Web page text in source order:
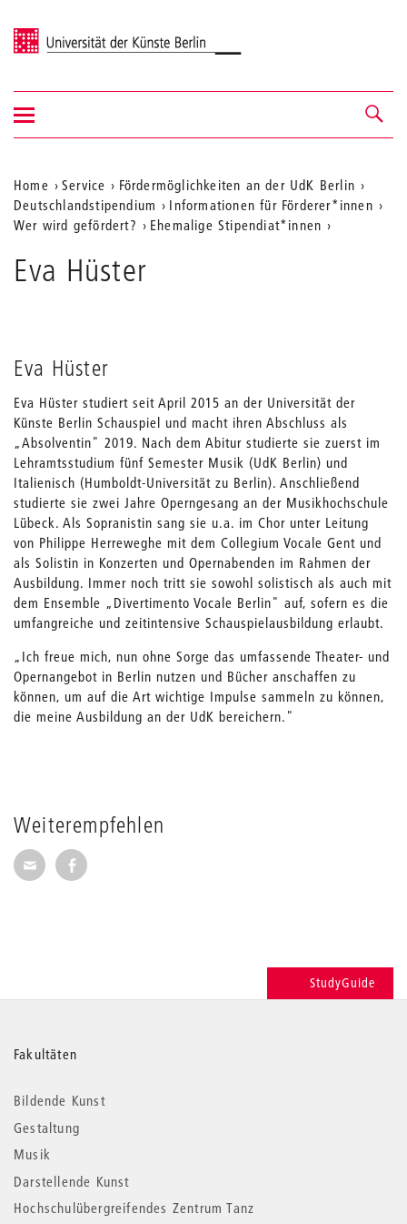
Universität der Künste Berlin
Navigation &
Suche
Navigation
ein-/ausblenden
Aktuelle
Position
der
Home Service
Fördermöglichkeiten an der UdK Berlin
Deutschlandstipendium
Informationen für Förderer*innen
Wer wird gefördert?
Ehemalige Stipendiat*innen
Eva Hüster
Weiterempfehlen
Seite per E-Mail weiterempfehlen
Seite auf Facebook weiterempfehlen
Eva Hüster
Eva Hüster studiert seit April 2015 an der Universität der
Künste Berlin Schauspiel und macht ihren Abschluss als
„Absolventin" 2019. Nach dem Abitur studierte sie zuerst im
Lehramtsstudium fünf Semester Musik (UdK Berlin) und
Italienisch (Humboldt-Universität zu Berlin). Anschließend
studierte sie zwei Jahre Operngesang an der Musikhochschule
Lübeck. Als Sopranistin sang sie u.a. im Chor unter Leitung
von Philippe Herreweghe mit dem Collegium Vocale Gent und
als Solistin in Konzerten und Opernabenden im Rahmen der
Ausbildung. Immer noch tritt sie sowohl solistisch als auch mit
dem Ensemble „Divertimento Vocale Berlin" auf, sofern es die
umfangreiche und zeitintensive Schauspielausbildung erlaubt.
„Ich freue mich, nun ohne Sorge das umfassende Theater- und
Opernangebot in Berlin nutzen und Bücher anschaffen zu
können, um auf die Art wichtige Impulse sammeln zu können,
die meine Ausbildung an der UdK bereichern."
StudyGuide
Weitere
Informationen
Fakultäten
Bildende Kunst
Gestaltung
Musik
Darstellende Kunst
Hochschulübergreifendes Zentrum Tanz